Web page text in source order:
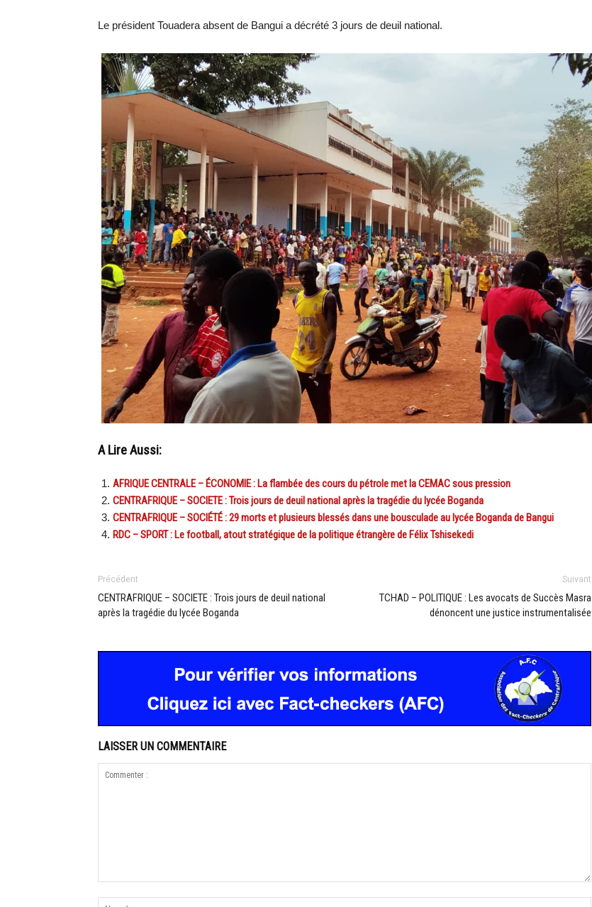
Le président Touadera absent de Bangui a décrété 3 jours de deuil national.
A Lire Aussi:
AFRIQUE CENTRALE – ÉCONOMIE : La flambée des cours du pétrole met la CEMAC sous pression
CENTRAFRIQUE – SOCIETE : Trois jours de deuil national après la tragédie du lycée Boganda
CENTRAFRIQUE – SOCIÉTÉ : 29 morts et plusieurs blessés dans une bousculade au lycée Boganda de Bangui
RDC – SPORT : Le football, atout stratégique de la politique étrangère de Félix Tshisekedi
Précédent
CENTRAFRIQUE – SOCIETE : Trois jours de deuil national
après la tragédie du lycée Boganda
Suivant
TCHAD – POLITIQUE : Les avocats de Succès Masra
dénoncent une justice instrumentalisée
LAISSER UN COMMENTAIRE